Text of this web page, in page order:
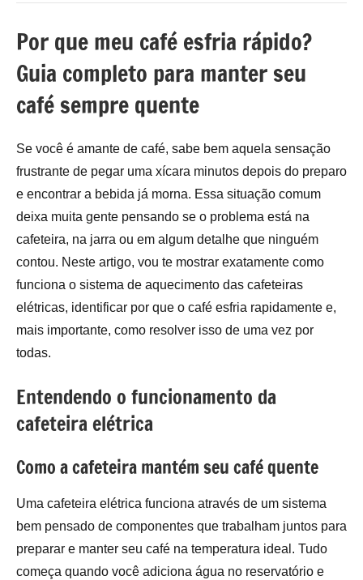
Por que meu café esfria rápido?
Guia completo para manter seu
café sempre quente
Se você é amante de café, sabe bem aquela sensação
frustrante de pegar uma xícara minutos depois do preparo
e encontrar a bebida já morna. Essa situação comum
deixa muita gente pensando se o problema está na
cafeteira, na jarra ou em algum detalhe que ninguém
contou. Neste artigo, vou te mostrar exatamente como
funciona o sistema de aquecimento das cafeteiras
elétricas, identificar por que o café esfria rapidamente e,
mais importante, como resolver isso de uma vez por
todas.
Entendendo o funcionamento da
cafeteira elétrica
Como a cafeteira mantém seu café quente
Uma cafeteira elétrica funciona através de um sistema
bem pensado de componentes que trabalham juntos para
preparar e manter seu café na temperatura ideal. Tudo
começa quando você adiciona água no reservatório e